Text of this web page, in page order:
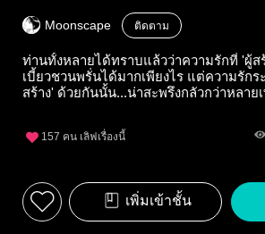
Moonscape ติดตาม
ท่านทั้งหลายได้ทราบแล้วว่าความรักที่ 'ผู้ส
เบี้ยวชวนพรั่นได้มากเพียงไร แต่ความรักร
สร้าง' ด้วยกันนั้น...น่าสะพรึงกลัวกว่าหลาย
157 คน เลิฟเรื่องนี้
เพิ่มเข้าชั้น